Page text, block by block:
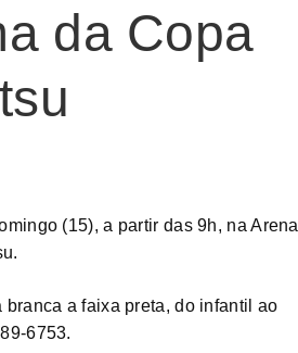
da Copa
(15), a partir das 9h, na Arena
a faixa preta, do infantil ao
6753.